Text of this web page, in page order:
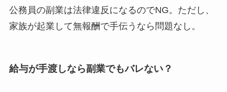
公務員の副業は法律違反になるのでNG。ただし、
家族が起業して無報酬で手伝うなら問題なし。
給与が手渡しなら副業でもバレない？